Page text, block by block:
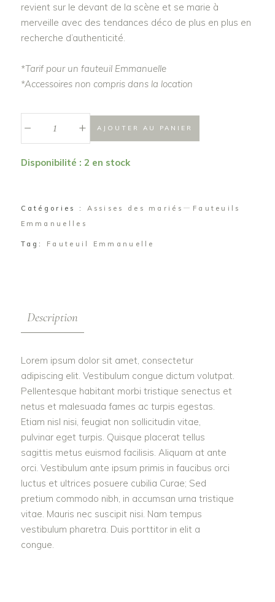
revient sur le devant de la scène et se marie à
merveille avec des tendances déco de plus en plus en
recherche d’authenticité.
*Tarif pour un fauteuil Emmanuelle
*Accessoires non compris dans la location
+ AJOUTER AU PANIER
Disponibilité : 2 en stock
Catégories : Assises des mariés
Fauteuils
Emmanuelles
Tag: Fauteuil Emmanuelle
Description
Lorem ipsum dolor sit amet, consectetur
adipiscing elit. Vestibulum congue dictum volutpat.
Pellentesque habitant morbi tristique senectus et
netus et malesuada fames ac turpis egestas.
Etiam nisl nisi, feugiat non sollicitudin vitae,
pulvinar eget turpis. Quisque placerat tellus
sagittis metus euismod facilisis. Aliquam at ante
orci. Vestibulum ante ipsum primis in faucibus orci
luctus et ultrices posuere cubilia Curae; Sed
pretium commodo nibh, in accumsan urna tristique
vitae. Mauris nec suscipit nisi. Nam tempus
vestibulum pharetra. Duis porttitor in elit a
congue.